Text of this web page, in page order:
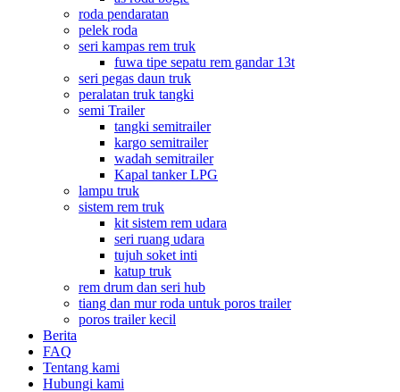
roda pendaratan
pelek roda
seri kampas rem truk
fuwa tipe sepatu rem gandar 13t
seri pegas daun truk
peralatan truk tangki
semi Trailer
tangki semitrailer
kargo semitrailer
wadah semitrailer
Kapal tanker LPG
lampu truk
sistem rem truk
kit sistem rem udara
seri ruang udara
tujuh soket inti
katup truk
rem drum dan seri hub
tiang dan mur roda untuk poros trailer
poros trailer kecil
Berita
FAQ
Tentang kami
Hubungi kami